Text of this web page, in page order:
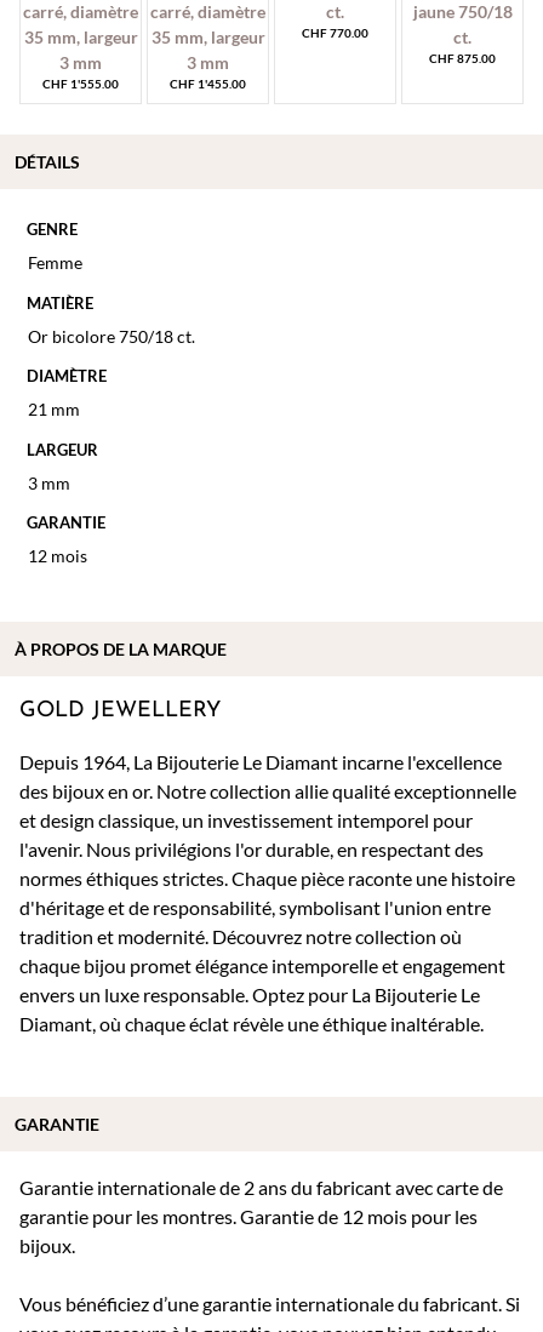
CHF 1'555.00 CHF 1'455.00
CHF770.00
CHF875.00
GENRE
Femme
MATIÈRE
Or bicolore 750/18 ct.
DIAMÈTRE
21 mm
LARGEUR
3 mm
GARANTIE
12 mois
GOLD JEWELLERY
Depuis 1964, La Bijouterie Le Diamant incarne l'excellence
des bijoux en or. Notre collection allie qualité exceptionnelle
et design classique, un investissement intemporel pour
l'avenir. Nous privilégions l'or durable, en respectant des
normes éthiques strictes. Chaque pièce raconte une histoire
d'héritage et de responsabilité, symbolisant l'union entre
tradition et modernité. Découvrez notre collection où
chaque bijou promet élégance intemporelle et engagement
envers un luxe responsable. Optez pour La Bijouterie Le
Diamant, où chaque éclat révèle une éthique inaltérable.
Garantie internationale de 2 ans du fabricant avec carte de
garantie pour les montres. Garantie de 12 mois pour les
bijoux.
Vous bénéficiez d’une garantie internationale du fabricant. Si
DÉTAILS
À PROPOS DE LA MARQUE
GARANTIE